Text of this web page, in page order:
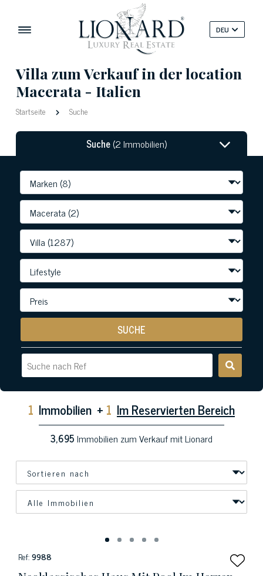
DEU
Villa zum Verkauf in der location
Macerata - Italien
Startseite Suche
Suche(2 Immobilien)
SUCHE
1 Immobilien + 1 Im Reservierten Bereich
3,695Immobilien zum Verkauf mit Lionard
Ref:9988